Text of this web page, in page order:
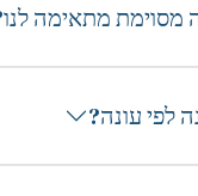
מסוימת מתאימה
לפי עונה?